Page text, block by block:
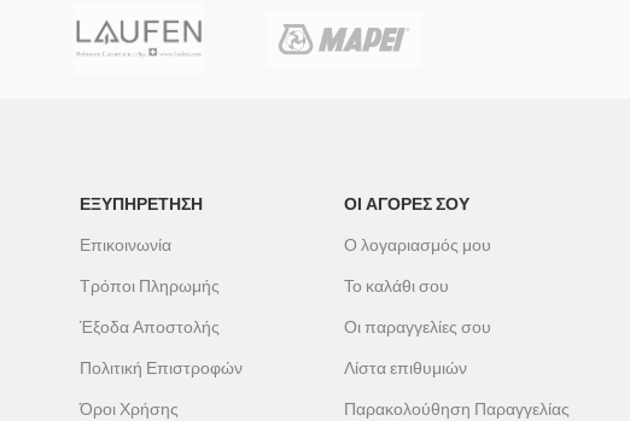
silver
grey.
ΕΞΥΠΗΡΕΤΗΣΗ
Επικοινωνία
Τρόποι Πληρωμής
Έξοδα Αποστολής
Πολιτική Επιστροφών
Όροι Χρήσης
ΟΙ ΑΓΟΡΕΣ ΣΟΥ
Ο λογαριασμός μου
Το καλάθι σου
Οι παραγγελίες σου
Λίστα επιθυμιών
Παρακολούθηση Παραγγελίας